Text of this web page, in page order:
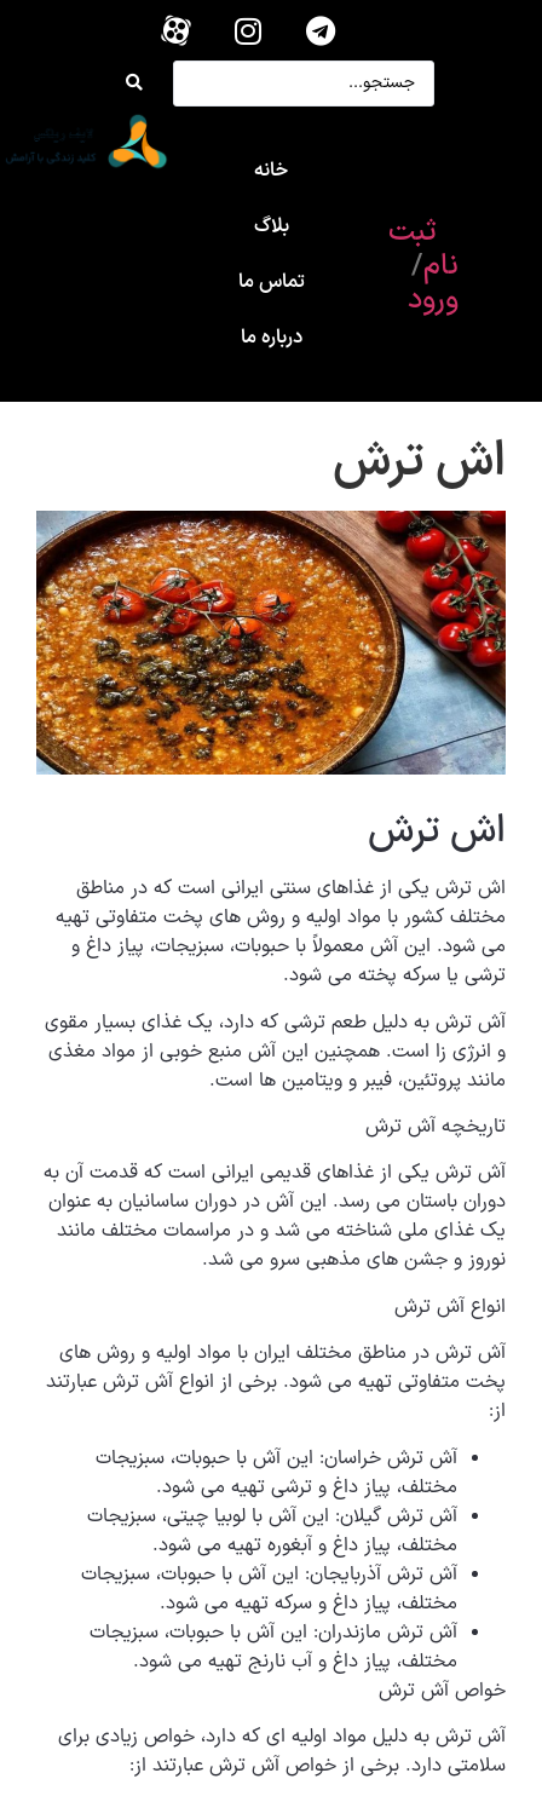
ثبت
نام/
ورود
خانه
بلاگ
تماس ما
درباره ما
اش ترش
اش ترش
اش ترش یکی از غذاهای سنتی ایرانی است که در مناطق
مختلف کشور با مواد اولیه و روش های پخت متفاوتی تهیه
می شود. این آش معمولاً با حبوبات، سبزیجات، پیاز داغ و
ترشی یا سرکه پخته می شود.
آش ترش به دلیل طعم ترشی که دارد، یک غذای بسیار مقوی
و انرژی زا است. همچنین این آش منبع خوبی از مواد مغذی
مانند پروتئین، فیبر و ویتامین ها است.
تاریخچه آش ترش
آش ترش یکی از غذاهای قدیمی ایرانی است که قدمت آن به
دوران باستان می رسد. این آش در دوران ساسانیان به عنوان
یک غذای ملی شناخته می شد و در مراسمات مختلف مانند
نوروز و جشن های مذهبی سرو می شد.
انواع آش ترش
آش ترش در مناطق مختلف ایران با مواد اولیه و روش های
پخت متفاوتی تهیه می شود. برخی از انواع آش ترش عبارتند
از:
آش ترش خراسان: این آش با حبوبات، سبزیجات
مختلف، پیاز داغ و ترشی تهیه می شود.
آش ترش گیلان: این آش با لوبیا چیتی، سبزیجات
مختلف، پیاز داغ و آبغوره تهیه می شود.
آش ترش آذربایجان: این آش با حبوبات، سبزیجات
مختلف، پیاز داغ و سرکه تهیه می شود.
آش ترش مازندران: این آش با حبوبات، سبزیجات
مختلف، پیاز داغ و آب نارنج تهیه می شود.
خواص آش ترش
آش ترش به دلیل مواد اولیه ای که دارد، خواص زیادی برای
سلامتی دارد. برخی از خواص آش ترش عبارتند از: